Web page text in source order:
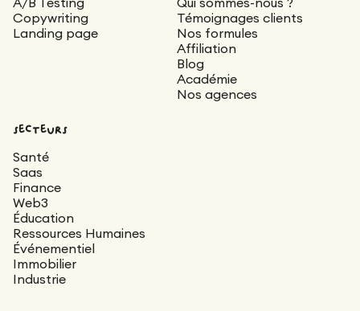
A/B Testing
Copywriting
Landing page
Qui sommes-nous ?
Témoignages clients
Nos formules
Affiliation
Blog
Académie
Nos agences
secteurs
Santé
Saas
Finance
Web3
Éducation
Ressources Humaines
Événementiel
Immobilier
Industrie